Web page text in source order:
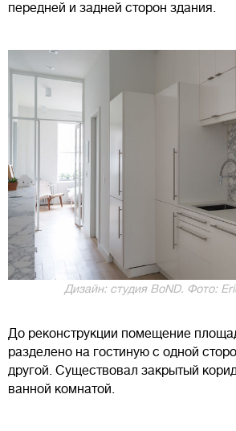
передней и задней сторон здания.
Дизайн: студия BoND. Фото:
До реконструкции помещение
разделено на гостиную с одной
другой. Существовал закрытый
ванной комнатой.